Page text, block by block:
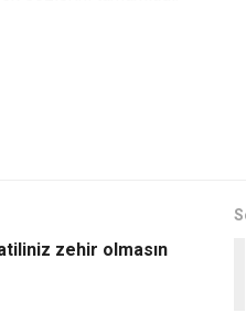
zehir olmasın